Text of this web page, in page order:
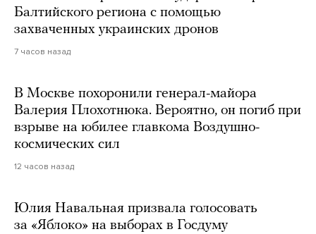
Балтийского региона с помощью
захваченных украинских дронов
7 часов назад
В Москве похоронили генерал-майора
Валерия Плохотнюка. Вероятно, он погиб при
взрыве на юбилее главкома Воздушно-
космических сил
12 часов назад
Юлия Навальная призвала голосовать
за «Яблоко» на выборах в Госдуму